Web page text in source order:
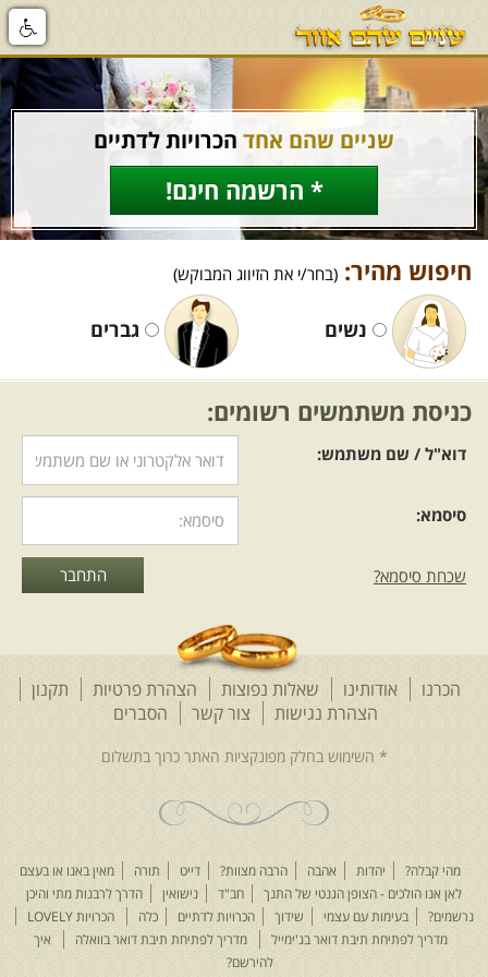
שניים שהם אחד הכרויות לדתיים
* הרשמה חינם!
חיפוש מהיר: (בחר/י את הזיווג המבוקש)
נשים גברים
כניסת משתמשים רשומים:
דוא"ל / שם משתמש:
סיסמא:
שכחת סיסמא?
הכרנו אודותינו שאלות נפוצות הצהרת פרטיות
תקנון
הצהרת נגישות
צור קשר הסברים
מהי קבלה? יהדות אהבה הרבה מצוות? דייט תורה
מאין באנו או בעצם
לאן אנו הולכים - הצופן הגנטי של התנך
חב"ד נישואין
הדרך לרבנות מתי והיכן
נרשמים?
בעימות עם עצמי שידוך הכרויות לדתיים כלה
הכרויות LOVELY
מדריך לפתיחת תיבת דואר בג'ימייל
מדריך לפתיחת תיבת דואר בוואלה
איך
להירשם?